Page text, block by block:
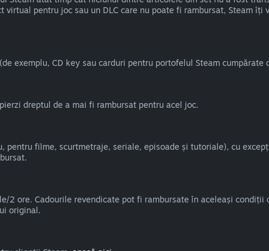
pentru joc sau un DLC care nu poate fi rambursat, Steam
exemplu, CD key sau carduri pentru portofelul Steam cumpărate
dreptul de a mai fi rambursat pentru acel joc.
pentru filme, scurtmetraje, seriale, episoade și tutoriale), cu
2 ore. Cadourile revendicate pot fi rambursate în aceleași condiții
original.